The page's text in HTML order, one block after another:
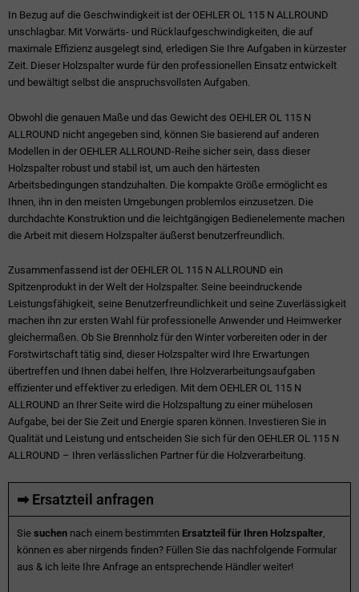
In Bezug auf die Geschwindigkeit ist der OEHLER OL 115 N ALLROUND
unschlagbar. Mit Vorwärts- und Rücklaufgeschwindigkeiten, die auf
maximale Effizienz ausgelegt sind, erledigen Sie Ihre Aufgaben in kürzester
Zeit. Dieser Holzspalter wurde für den professionellen Einsatz entwickelt
und bewältigt selbst die anspruchsvollsten Aufgaben.
Obwohl die genauen Maße und das Gewicht des OEHLER OL 115 N
ALLROUND nicht angegeben sind, können Sie basierend auf anderen
Modellen in der OEHLER ALLROUND-Reihe sicher sein, dass dieser
Holzspalter robust und stabil ist, um auch den härtesten
Arbeitsbedingungen standzuhalten. Die kompakte Größe ermöglicht es
Ihnen, ihn in den meisten Umgebungen problemlos einzusetzen. Die
durchdachte Konstruktion und die leichtgängigen Bedienelemente machen
die Arbeit mit diesem Holzspalter äußerst benutzerfreundlich.
Zusammenfassend ist der OEHLER OL 115 N ALLROUND ein
Spitzenprodukt in der Welt der Holzspalter. Seine beeindruckende
Leistungsfähigkeit, seine Benutzerfreundlichkeit und seine Zuverlässigkeit
machen ihn zur ersten Wahl für professionelle Anwender und Heimwerker
gleichermaßen. Ob Sie Brennholz für den Winter vorbereiten oder in der
Forstwirtschaft tätig sind, dieser Holzspalter wird Ihre Erwartungen
übertreffen und Ihnen dabei helfen, Ihre Holzverarbeitungsaufgaben
effizienter und effektiver zu erledigen. Mit dem OEHLER OL 115 N
ALLROUND an Ihrer Seite wird die Holzspaltung zu einer mühelosen
Aufgabe, bei der Sie Zeit und Energie sparen können. Investieren Sie in
Qualität und Leistung und entscheiden Sie sich für den OEHLER OL 115 N
ALLROUND – Ihren verlässlichen Partner für die Holzverarbeitung.
➡ Ersatzteil anfragen
Sie suchen nach einem bestimmten Ersatzteil für Ihren Holzspalter,
können es aber nirgends finden? Füllen Sie das nachfolgende Formular
aus & ich leite Ihre Anfrage an entsprechende Händler weiter!